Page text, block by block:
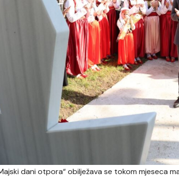
dani otpora“ obilježava se tokom mjeseca